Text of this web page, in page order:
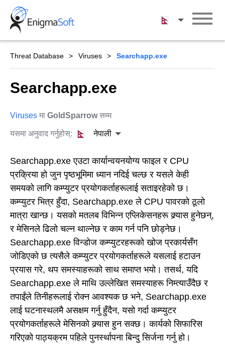
Skip
content
नेपाली
Threat Database Viruses Searchapp.exe
Searchapp.exe
Viruses मा GoldSparrowसम्म
यसमा अनुवाद गर्नुहोस्: नेपाली
Searchapp.exe एउटा कार्यान्वयनयोग्य फाइल र CPU
प्रक्रिया हो जुन पृष्ठभूमिमा ध्यान नदिई चल्छ र यसले केही
समयको लागि कम्प्युटर प्रयोगकर्ताहरूलाई सताइरहेको छ।
कम्प्युटर भित्र हुँदा, Searchapp.exe ले CPU पावरको ठूलो
मात्रा खान्छ। यसको मतलब विभिन्न एप्लिकेसनहरू क्र्यास हुनेछन्,
र मेसिनले ढिलो चल्न थाल्नेछ र काम गर्न पनि छोड्नेछ।
Searchapp.exe विन्डोज कम्प्युटरहरूको खोज प्रकार्यसँग
जोडिएको छ त्यसैले कम्प्युटर प्रयोगकर्ताहरूले यसलाई हटाउन
प्रयास गरे, थप समस्याहरूको साथ समाप्त भयो। तसर्थ, यदि
Searchapp.exe ले माथि उल्लेखित समस्याहरू निम्त्याउँदैछ र
तपाईंले तिनीहरूलाई रोक्न आवश्यक छ भने, Searchapp.exe
लाई घटनास्थलमै असक्षम गर्नु हुँदैन, यसो गर्दा कम्प्युटर
प्रयोगकर्ताहरूले मेसिनको क्र्यास हुन सक्छ। कार्यको सिफारिस
गरिएको पाठ्यक्रम पहिले पुनर्स्थापना बिन्दु सिर्जना गर्नु हो।